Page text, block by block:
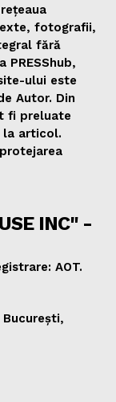
fotografii,
fără
ului este
Autor. Din
fi preluate
la articol.
INC" -
AOT.
București,